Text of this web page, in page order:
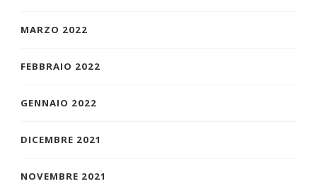
MARZO 2022
FEBBRAIO 2022
GENNAIO 2022
DICEMBRE 2021
NOVEMBRE 2021